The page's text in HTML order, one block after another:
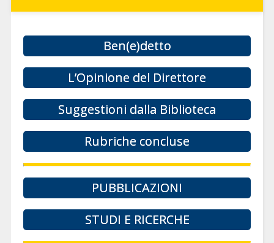
Ben(e)detto
L’Opinione del Direttore
Suggestioni dalla Biblioteca
Rubriche concluse
PUBBLICAZIONI
STUDI E RICERCHE